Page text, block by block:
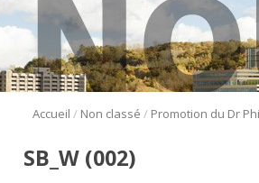
Accueil / Non classé /
SB_W (002)